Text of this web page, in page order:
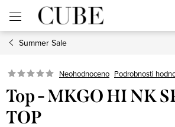
obsah
Summer Sale
Neohodnoceno Podrobnosti
Top - MKGO HI NK
TOP